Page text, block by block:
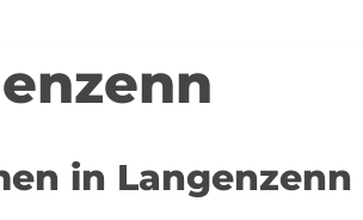
in Langenzenn